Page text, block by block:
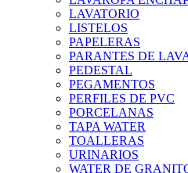
LAVATORIO
LISTELOS
PAPELERAS
PARANTES DE
PEDESTAL
PEGAMENTOS
PERFILES DE PVC
PORCELANAS
TAPA WATER
TOALLERAS
URINARIOS
WATER DE